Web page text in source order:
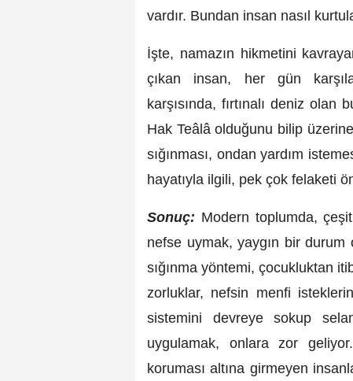
vardır. Bundan insan nasıl
İşte, namazın hikmetini
çıkan insan, her gün
karşısında, fırtınalı deniz olan
Hak Teâlâ olduğunu bilip
sığınması, ondan yardım
hayatıyla ilgili, pek çok felaketi
Sonuç: Modern toplumda,
nefse uymak, yaygın bir durum
sığınma yöntemi, çocukluktan
zorluklar, nefsin menfi
sistemini devreye sokup
uygulamak, onlara zor
koruması altına girmeyen